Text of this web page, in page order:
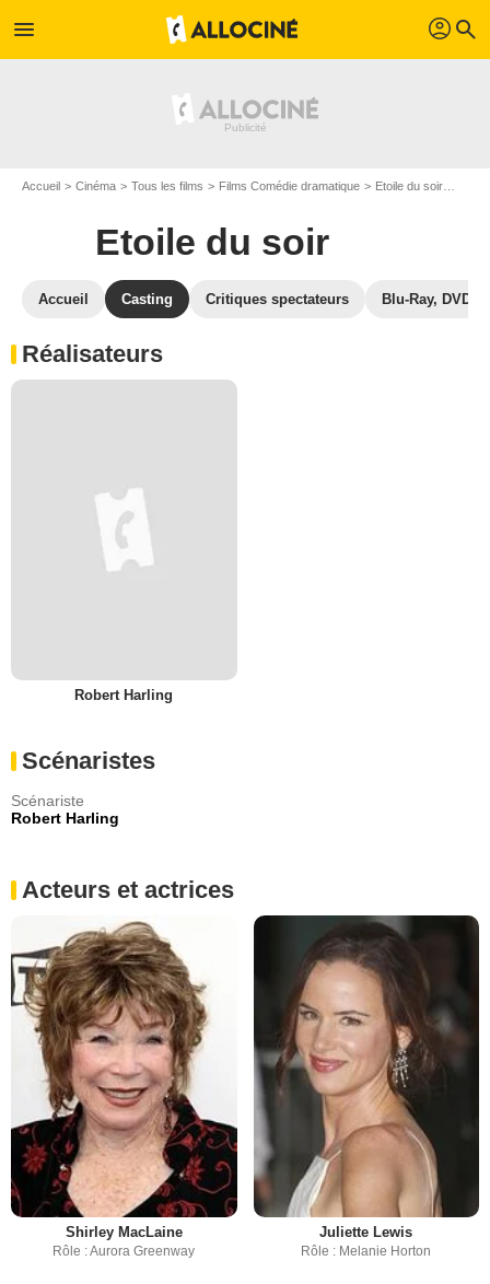
menu profil search
Accueil Cinéma Tous les films Films Comédie dramatique Etoile du soir
Etoile du soir
Accueil Casting Critiques spectateurs Blu-Ray, DVD
Réalisateurs
Robert Harling
Scénaristes
Scénariste
Robert Harling
Acteurs et actrices
Shirley MacLaine
Rôle : Aurora Greenway
Juliette Lewis
Rôle : Melanie Horton